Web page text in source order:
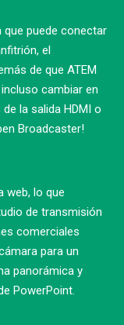
que puede conectar
el
de que ATEM
cambiar en
la salida HDMI o
Broadcaster!
web, lo que
de transmisión
comerciales
para un
panorámica y
PowerPoint.